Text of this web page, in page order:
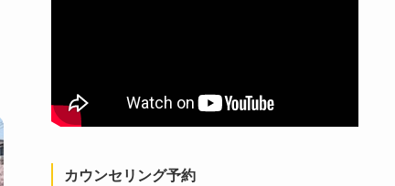
カウンセリング予約